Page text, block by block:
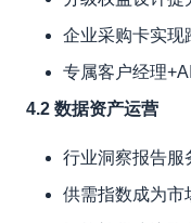
企业采购卡实现
专属客户经理
4.2 数据资产运营
行业洞察报告服
供需指数成为市